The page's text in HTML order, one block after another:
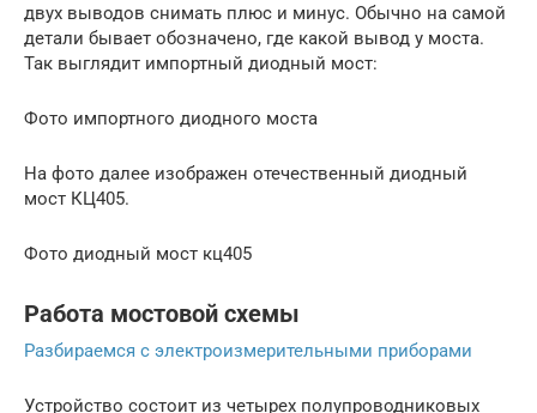
двух выводов снимать плюс и минус. Обычно на самой
детали бывает обозначено, где какой вывод у моста.
Так выглядит импортный диодный мост:
Фото импортного диодного моста
На фото далее изображен отечественный диодный
мост КЦ405.
Фото диодный мост кц405
Работа мостовой схемы
Разбираемся с электроизмерительными приборами
Устройство состоит из четырех полупроводниковых